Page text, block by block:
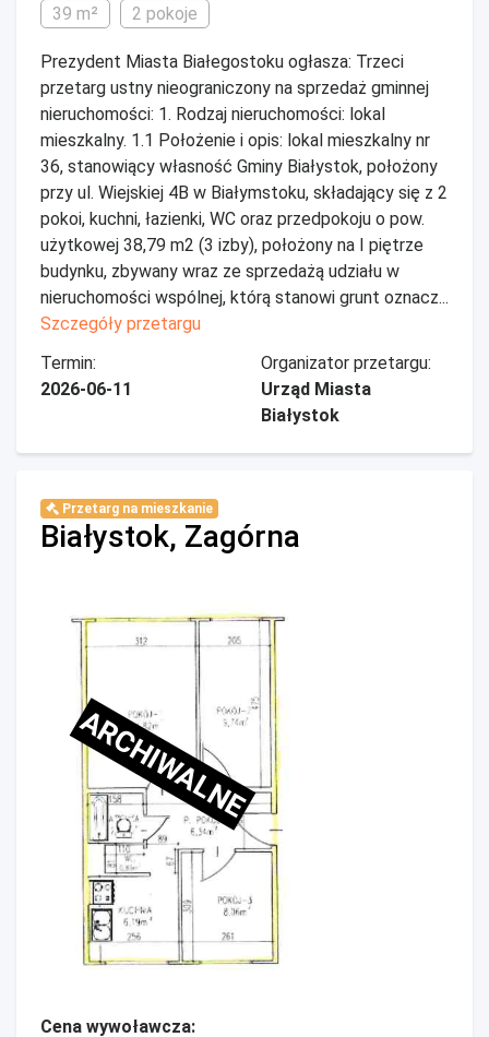
39 m²
2 pokoje
Prezydent Miasta Białegostoku ogłasza: Trzeci
przetarg ustny nieograniczony na sprzedaż gminnej
nieruchomości: 1. Rodzaj nieruchomości: lokal
mieszkalny. 1.1 Położenie i opis: lokal mieszkalny nr
36, stanowiący własność Gminy Białystok, położony
przy ul. Wiejskiej 4B w Białymstoku, składający się z 2
pokoi, kuchni, łazienki, WC oraz przedpokoju o pow.
użytkowej 38,79 m2 (3 izby), położony na I piętrze
budynku, zbywany wraz ze sprzedażą udziału w
nieruchomości wspólnej, którą stanowi grunt oznacz...
Szczegóły przetargu
Termin:
2026-06-11
Organizator przetargu:
Urząd Miasta
Białystok
Przetarg na mieszkanie
Białystok, Zagórna
ARCHIWALNE
Cena wywoławcza: